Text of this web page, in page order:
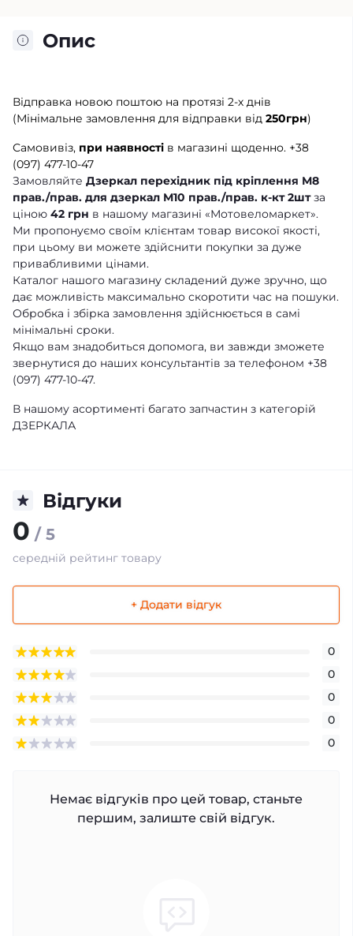
Опис
Відправка новою поштою на протязі 2-х днів
(Мінімальне замовлення для відправки від 250грн)
Самовивіз, при наявності в магазині щоденно. +38
(097) 477-10-47
Замовляйте Дзеркал перехідник під кріплення М8
прав./прав. для дзеркал М10 прав./прав. к-кт 2штза
ціною 42 грн в нашому магазині «Мотовеломаркет».
Ми пропонуємо своїм клієнтам товар високої якості,
при цьому ви можете здійснити покупки за дуже
привабливими цінами.
Каталог нашого магазину складений дуже зручно, що
дає можливість максимально скоротити час на пошуки.
Обробка і збірка замовлення здійснюється в самі
мінімальні сроки.
Якщо вам знадобиться допомога, ви завжди зможете
звернутися до наших консультантів за телефоном +38
(097) 477-10-47.
В нашому асортименті багато запчастин з категорій
ДЗЕРКАЛА
Відгуки
0 / 5
середній рейтинг товару
+ Додати відгук
0
0
0
0
0
Немає відгуків про цей товар, станьте
першим, залиште свій відгук.